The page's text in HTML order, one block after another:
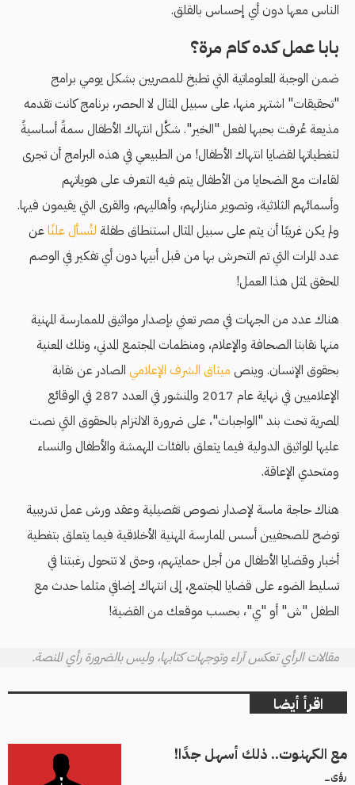
الناس معها دون أي إحساس بالقلق.
بابا عمل كده كام مرة؟
ضمن الوجبة المعلوماتية التي تطبخ للمصريين بشكل يومي برامج
"تحقيقات" اشتهر منها، على سبيل المثال لا الحصر، برنامج كانت تقدمه
مذيعة عُرفت بحبها لفعل "الخير". شكَّل انتهاك الأطفال سمةً أساسيةً
لتغطياتها لقضايا انتهاك الأطفال! من الطبيعي في هذه البرامج أن تجرى
لقاءات مع الضحايا من الأطفال يتم فيه التعرف على هوياتهم
وأسمائهم الثلاثية، وتصوير منازلهم، وأهاليهم، والقرى التي يقيمون فيها.
ولم يكن غريبًا أن يتم على سبيل المثال استنطاق طفلة لتُسأل علنًاعن
عدد المرات التي تم التحرش بها من قبل أبيها دون أي تفكير في الوصم
المحقق لمثل هذا العمل!
هناك عدد من الجهات في مصر تعني بإصدار مواثيق للممارسة المهنية
منها نقابتا الصحافة والإعلام، ومنظمات المجتمع المدني، وتلك المعنية
بحقوق الإنسان. وينص ميثاق الشرف الإعلامي الصادر عن نقابة
الإعلاميين في نهاية عام 2017 والمنشور في العدد 287 في الوقائع
المصرية تحت بند "الواجبات"، على ضرورة الالتزام بالحقوق التي نصت
عليها المواثيق الدولية فيما يتعلق بالفئات المهمشة والأطفال والنساء
ومتحدي الإعاقة.
هناك حاجة ماسة لإصدار نصوص تفصيلية وعقد ورش عمل تدريبية
توضح للصحفيين أسس الممارسة المهنية الأخلاقية فيما يتعلق بتغطية
أخبار وقضايا الأطفال من أجل حمايتهم، وحتى لا تتحول رغبتنا في
تسليط الضوء على قضايا المجتمع، إلى انتهاك إضافي مثلما حدث مع
الطفل "ش" أو "ي"، بحسب موقعك من القضية!
مقالات الرأي تعكس آراء وتوجهات كتابها، وليس بالضرورة رأي المنصة.
اقرأ أيضا
مع الكهنوت.. ذلك أسهل جدًا!
رؤى_